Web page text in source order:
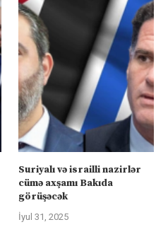
Suriyalı və israilli nazirlər
cümə axşamı Bakıda
görüşəcək
İyul 31, 2025